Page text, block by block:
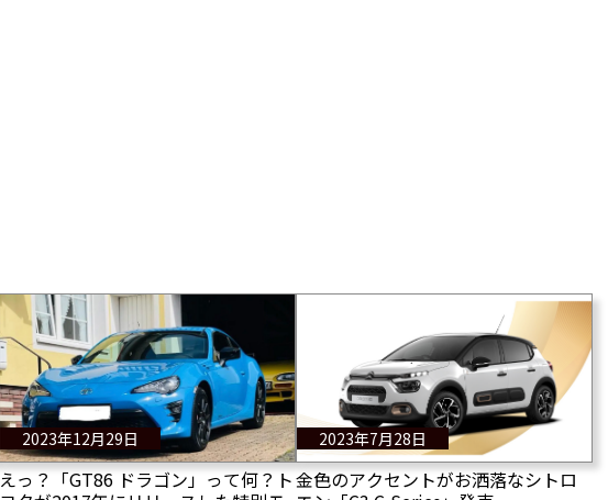
2023年12月29日
えっ？「GT86 ドラゴン」って何？ト
2023年7月28日
金色のアクセントがお洒落なシトロ